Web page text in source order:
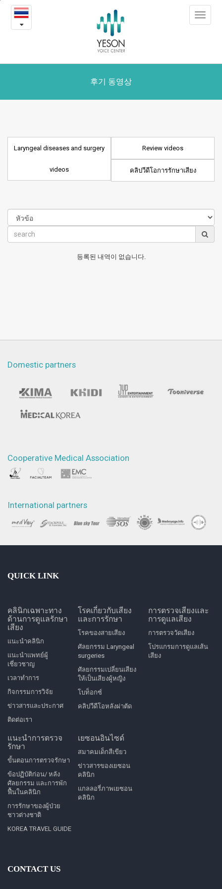
Laryngeal
diseases
surgery
Toggle
후기 동영상
Laryngeal diseases and surgery
videos
Review videos
คลิปวีดีโอการรักษาเสียง
등록된 내역이 없습니다.
Domestic partners
Cooperative Medical Association
International partners
QUICK LINK
คลินิกเฉพาะทาง
ด้านการดูแลรักษา
เสียง
แนะนำคลินิก
แนะนำแพทย์ผู้
เชี่ยวชาญ
เวลาทำการ
กิจกรรมการวิจัย
ข่าวสารและประกาศ
ติดต่อเรา
โรคเกี่ยวกับเสียง
และการรักษา
โรคของสายเสียง
ศัลยกรรม Laryngeal
surgeries
ศัลยกรรมเปลี่ยนเสียง
ให้เป็นเสียงผู้หญิง
โบท็อกซ์
คลิปวีดีโอหลังผ่าตัด
การตรวจเสียงและ
การดูแลเสียง
การตรวจวัดเสียง
โปรแกรมการดูแลเส้น
เสียง
แนะนำการตรวจ
รักษา
ขั้นตอนการตรวจรักษา
ข้อปฏิบัติก่อน/ หลัง
ศัลยกรรม และการพัก
ฟื้นในคลินิก
การรักษาของผู้ป่วย
ชาวต่างชาติ
KOREA TRAVEL GUIDE
เยซอนอินไซด์
สมาคมเด็กสีเขียว
ข่าวสารของเยซอน
คลินิก
แกลลอรี่ภาพเยซอน
คลินิก
CONTACT US